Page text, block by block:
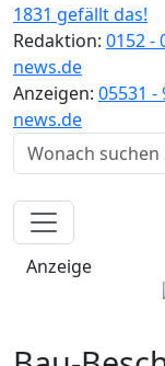
1831 gefällt das!
Redaktion: 0152 -
news.de
Anzeigen: 05531 -
news.de
Anzeige